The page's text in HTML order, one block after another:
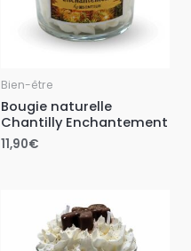
Bien-être
Bougie naturelle
Chantilly Enchantement
11,90€